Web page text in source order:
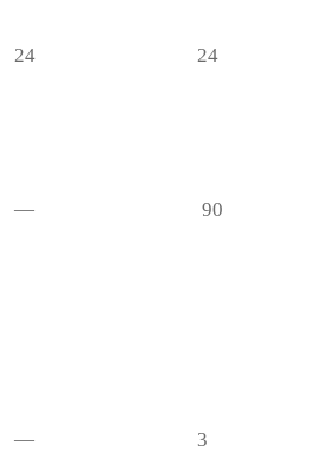
24 24
— 90
— 3